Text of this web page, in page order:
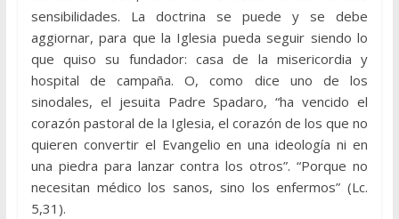
sensibilidades. La doctrina se puede y se debe
aggiornar, para que la Iglesia pueda seguir siendo lo
que quiso su fundador: casa de la misericordia y
hospital de campaña. O, como dice uno de los
sinodales, el jesuita Padre Spadaro, “ha vencido el
corazón pastoral de la Iglesia, el corazón de los que no
quieren convertir el Evangelio en una ideología ni en
una piedra para lanzar contra los otros”. “Porque no
necesitan médico los sanos, sino los enfermos” (Lc.
5,31).